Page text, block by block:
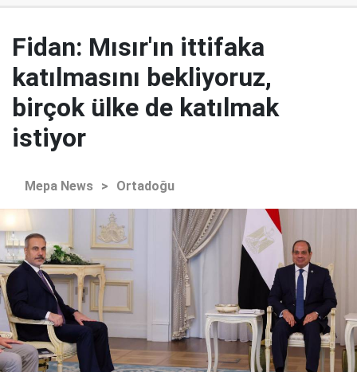
Fidan: Mısır'ın ittifaka
katılmasını bekliyoruz,
birçok ülke de katılmak
istiyor
Mepa News > Ortadoğu